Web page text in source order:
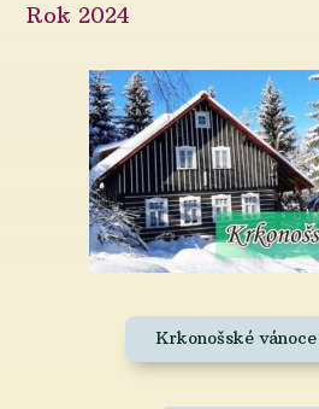
Rok 2024
Krkonošské